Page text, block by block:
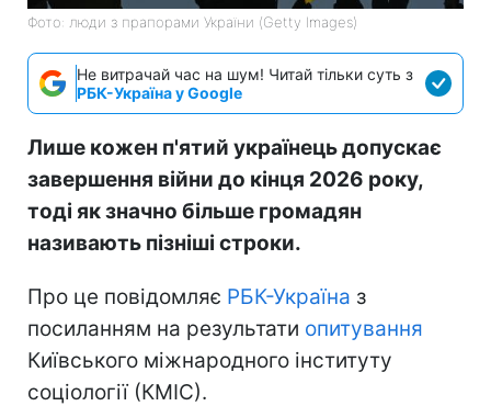
Фото: люди з прапорами України (Getty Images)
Не витрачай час на шум! Читай тільки суть з
РБК-Україна у Google
Лише кожен п'ятий українець допускає
завершення війни до кінця 2026 року,
тоді як значно більше громадян
називають пізніші строки.
Про це повідомляє РБК-Україна з
посиланням на результати опитування
Київського міжнародного інституту
соціології (КМІС).